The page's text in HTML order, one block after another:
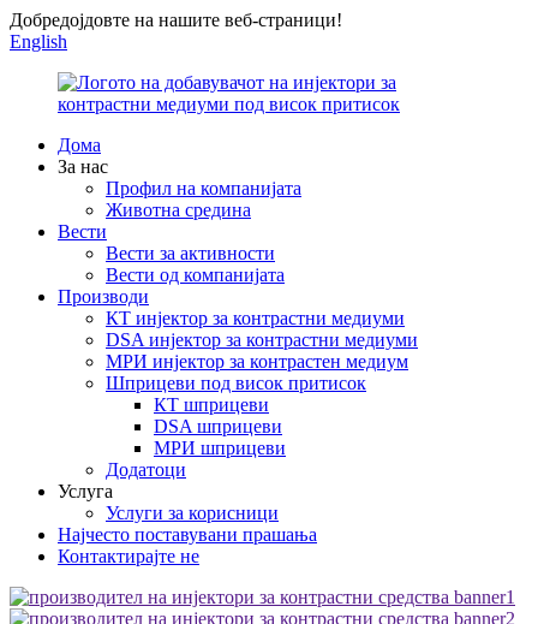
Добредојдовте на нашите веб-страници!
English
Дома
За нас
Профил на компанијата
Животна средина
Вести
Вести за активности
Вести од компанијата
Производи
КТ инјектор за контрастни медиуми
DSA инјектор за контрастни медиуми
МРИ инјектор за контрастен медиум
Шприцеви под висок притисок
КТ шприцеви
DSA шприцеви
МРИ шприцеви
Додатоци
Услуга
Услуги за корисници
Најчесто поставувани прашања
Контактирајте не